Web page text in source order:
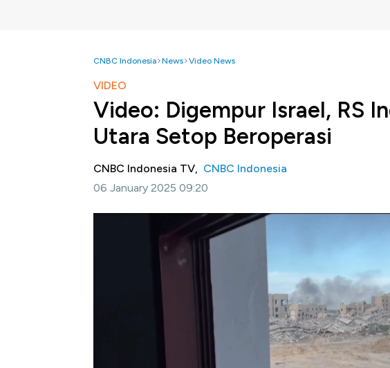
CNBC Indonesia News Video News
VIDEO
Video: Digempur Israel, RS
Utara Setop Beroperasi
CNBC Indonesia TV, CNBC Indonesia
06 January 2025 09:20
Jakarta, CNBC Indonesia -Rumah Sakit Indonesia di Gaza
merawat pasien yang terluka. Sehingga membuat wilayah di
rumah sakit umum.
Selengkapnya dalam program Squawk Box CNBC